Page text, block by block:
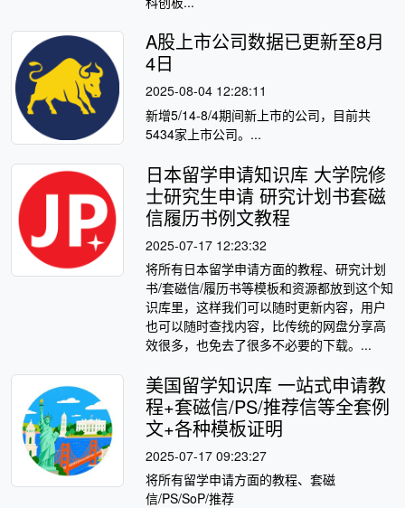
A股上市公司数据已更新至8月
4日
2025-08-04 12:28:11
​新增5/14-8/4期间新上市的公司，目前共
5434家上市公司。...
日本留学申请知识库 大学院修
士研究生申请 研究计划书套磁
信履历书例文教程
2025-07-17 12:23:32
将所有日本留学申请方面的教程、研究计划
书/套磁信/履历书等模板和资源都放到这个知
识库里，这样我们可以随时更新内容，用户
也可以随时查找内容，比传统的网盘分享高
效很多，也免去了很多不必要的下载。...
美国留学知识库 一站式申请教
程+套磁信/PS/推荐信等全套例
文+各种模板证明
2025-07-17 09:23:27
将所有留学申请方面的教程、套磁
信/PS/SoP/推荐